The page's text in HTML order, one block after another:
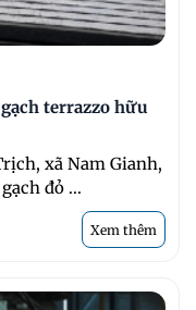
terrazzo hữu
xã Nam Gianh,
đỏ ...
Xem thêm